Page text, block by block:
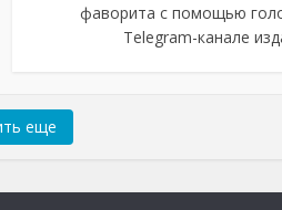
фаворита с помощью
Telegram-канале
еще